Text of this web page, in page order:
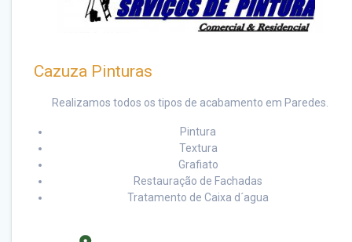
Cazuza Pinturas
Realizamos todos os tipos de acabamento em Paredes.
Pintura
Textura
Grafiato
Restauração de Fachadas
Tratamento de Caixa d´agua